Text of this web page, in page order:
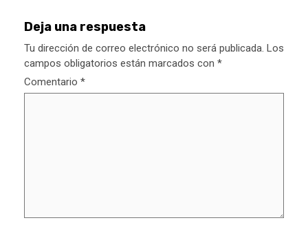
Deja una respuesta
Tu dirección de correo electrónico no será publicada. Los
campos obligatorios están marcados con *
Comentario *